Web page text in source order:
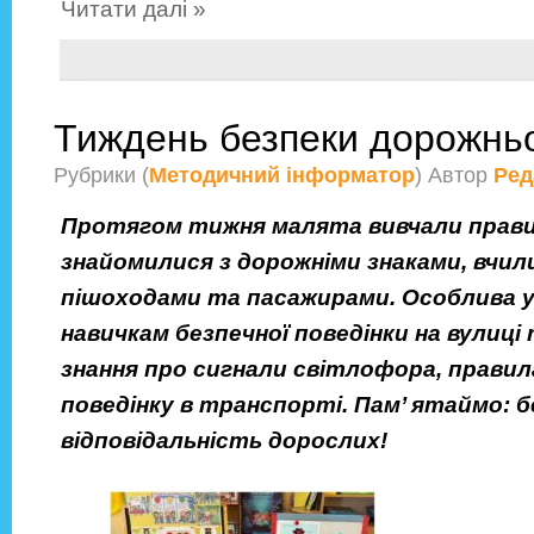
Читати далі »
Тиждень безпеки
Рубрики (Методичний інформатор) Автор
Протягом тижня малята вивчали
знайомилися з дорожніми знаками,
пішоходами та пасажирами. Особлива
навичкам безпечної поведінки на
знання про сигнали світлофора,
поведінку в транспорті. Пам’ ятаймо:
відповідальність дорослих!